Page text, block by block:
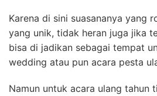
Karena di sini suasananya yang
yang unik, tidak heran juga jika
bisa di jadikan sebagai tempat
wedding atau pun acara pesta
Namun untuk acara ulang tahun